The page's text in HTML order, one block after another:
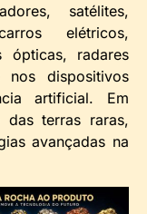
satélites,
elétricos,
ópticas, radares
nos dispositivos
artificial. Em
das terras raras,
avançadas na